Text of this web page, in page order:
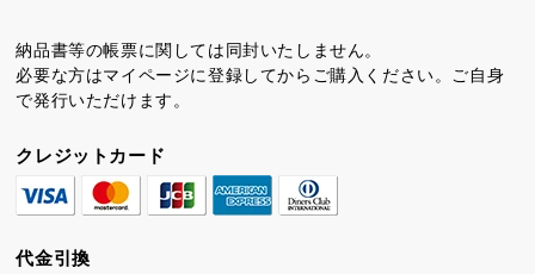
ちゃころん
納品書等の帳票に関しては同封いたしません。
必要な方はマイページに登録してからご購入ください。ご自身
で発行いただけます。
クレジットカード
代金引換